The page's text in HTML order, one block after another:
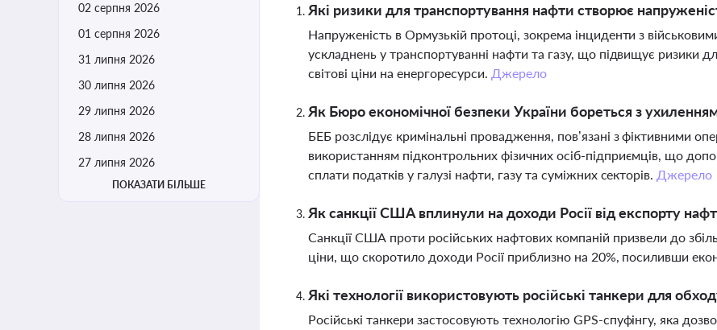
02 серпня 2026
01 серпня 2026
31 липня 2026
30 липня 2026
29 липня 2026
28 липня 2026
27 липня 2026
ПОКАЗАТИ БІЛЬШЕ
Які ризики для транспортування нафти створює
Напруженість в Ормузькій протоці, зокрема інциденти з
ускладнень у транспортуванні нафти та газу, що підвищує ризики
світові ціни на енергоресурси. Джерело
Як Бюро економічної безпеки України бореться з
БЕБ розслідує кримінальні провадження, пов’язані з фіктивними
використанням підконтрольних фізичних осіб-підприємців, що
сплати податків у галузі нафти, газу та суміжних секторів. Джерело
Як санкції США вплинули на доходи Росії від експорту
Санкції США проти російських нафтових компаній призвели до
ціни, що скоротило доходи Росії приблизно на 20%, посиливши
Які технології використовують російські танкери для
Російські танкери застосовують технологію GPS-спуфінгу, яка